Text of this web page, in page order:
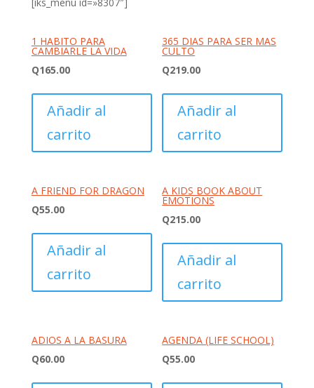
1 HABITO PARA
CAMBIARLE LA VIDA
Q165.00
Añadir al
carrito
365 DIAS PARA SER MAS
CULTO
Q219.00
Añadir al
carrito
A FRIEND FOR DRAGON
Q55.00
Añadir al
carrito
A KIDS BOOK ABOUT
EMOTIONS
Q215.00
Añadir al
carrito
ADIOS A LA BASURA
Q60.00
AGENDA (LIFE SCHOOL)
Q55.00